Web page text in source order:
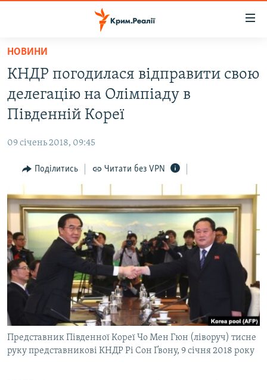
Перейти
основного
матеріалу
Перейти
до
основної
Перейти
пошуку
ВОДА.КРИМ
ВІДЕО ТА ФОТО
БЛОГИ
ПОГЛЯД
ІНТЕРВ'Ю
ВСЕ ЗА ДЕНЬ
СПЕЦПРОЕКТИ
ДЕПОРТАЦІЯ
ВІДЕОУРОКИ «ELIFBE»
СВІДЧЕННЯ ОКУПАЦІЇ
УКРАЇНСЬКА ПРОБЛЕМА КРИМУ
ІНФОГРАФІКА
ЯК ОБІЙТИ БЛОКУВАННЯ
Русский
Qırımtatar
ДОЛУЧАЙСЯ!
НОВИНИ
КНДР погодилася відправити свою
делегацію на Олімпіаду в
Південній Кореї
09 січень 2018, 09:45
Поділитись Читати без VPN
Представник Південної Кореї Чо Мен Гюн (ліворуч) тисне
руку представникові КНДР Рі Сон Ґвону, 9 січня 2018 року